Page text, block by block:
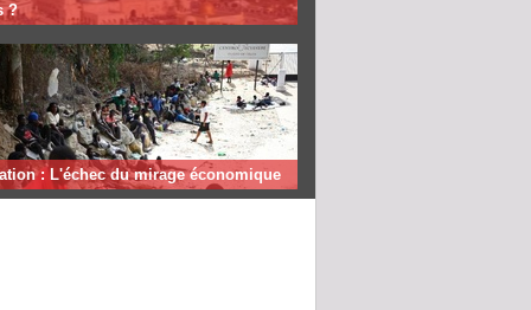
?
: L'échec du mirage économique